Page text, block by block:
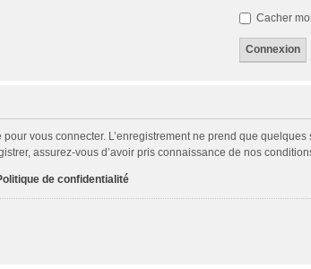
Cacher
vous connecter. L’enregistrement ne prend que
assurez-vous d’avoir pris connaissance de nos
de confidentialité